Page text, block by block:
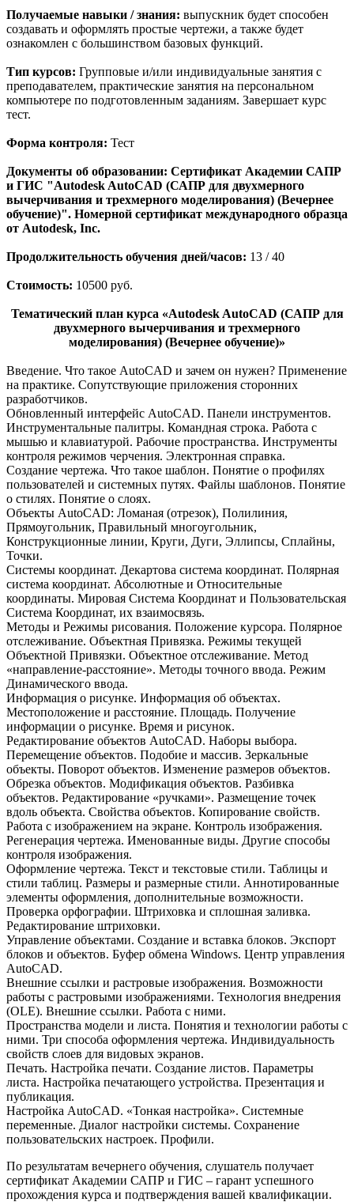
Получаемые навыки / знания: выпускник будет способен
создавать и оформлять простые чертежи, а также будет
ознакомлен с большинством базовых функций.
Тип курсов: Групповые и/или индивидуальные занятия с
преподавателем, практические занятия на персональном
компьютере по подготовленным заданиям. Завершает курс
тест.
Форма контроля: Тест
Документы об образовании: Сертификат Академии САПР
и ГИС "Autodesk AutoCAD (САПР для двухмерного
вычерчивания и трехмерного моделирования) (Вечернее
обучение)". Номерной сертификат международного образца
от Autodesk, Inc.
Продолжительность обучения дней/часов: 13 / 40
Стоимость: 10500 руб.
Тематический план курса «Autodesk AutoCAD (САПР для
двухмерного вычерчивания и трехмерного
моделирования) (Вечернее обучение)»
Введение. Что такое AutoCAD и зачем он нужен? Применение
на практике. Сопутствующие приложения сторонних
разработчиков.
Обновленный интерфейс AutoCAD. Панели инструментов.
Инструментальные палитры. Командная строка. Работа с
мышью и клавиатурой. Рабочие пространства. Инструменты
контроля режимов черчения. Электронная справка.
Создание чертежа. Что такое шаблон. Понятие о профилях
пользователей и системных путях. Файлы шаблонов. Понятие
о стилях. Понятие о слоях.
Объекты AutoCAD: Ломаная (отрезок), Полилиния,
Прямоугольник, Правильный многоугольник,
Конструкционные линии, Круги, Дуги, Эллипсы, Сплайны,
Точки.
Системы координат. Декартова система координат. Полярная
система координат. Абсолютные и Относительные
координаты. Мировая Система Координат и Пользовательская
Система Координат, их взаимосвязь.
Методы и Режимы рисования. Положение курсора. Полярное
отслеживание. Объектная Привязка. Режимы текущей
Объектной Привязки. Объектное отслеживание. Метод
«направление-расстояние». Методы точного ввода. Режим
Динамического ввода.
Информация о рисунке. Информация об объектах.
Местоположение и расстояние. Площадь. Получение
информации о рисунке. Время и рисунок.
Редактирование объектов AutoCAD. Наборы выбора.
Перемещение объектов. Подобие и массив. Зеркальные
объекты. Поворот объектов. Изменение размеров объектов.
Обрезка объектов. Модификация объектов. Разбивка
объектов. Редактирование «ручками». Размещение точек
вдоль объекта. Свойства объектов. Копирование свойств.
Работа с изображением на экране. Контроль изображения.
Регенерация чертежа. Именованные виды. Другие способы
контроля изображения.
Оформление чертежа. Текст и текстовые стили. Таблицы и
стили таблиц. Размеры и размерные стили. Аннотированные
элементы оформления, дополнительные возможности.
Проверка орфографии. Штриховка и сплошная заливка.
Редактирование штриховки.
Управление объектами. Создание и вставка блоков. Экспорт
блоков и объектов. Буфер обмена Windows. Центр управления
AutoCAD.
Внешние ссылки и растровые изображения. Возможности
работы с растровыми изображениями. Технология внедрения
(OLE). Внешние ссылки. Работа с ними.
Пространства модели и листа. Понятия и технологии работы с
ними. Три способа оформления чертежа. Индивидуальность
свойств слоев для видовых экранов.
Печать. Настройка печати. Создание листов. Параметры
листа. Настройка печатающего устройства. Презентация и
публикация.
Настройка AutoCAD. «Тонкая настройка». Системные
переменные. Диалог настройки системы. Сохранение
пользовательских настроек. Профили.
По результатам вечернего обучения, слушатель получает
сертификат Академии САПР и ГИС – гарант успешного
прохождения курса и подтверждения вашей квалификации.